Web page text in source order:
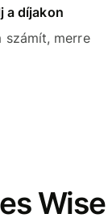
a díjakon
számít, merre
Wise